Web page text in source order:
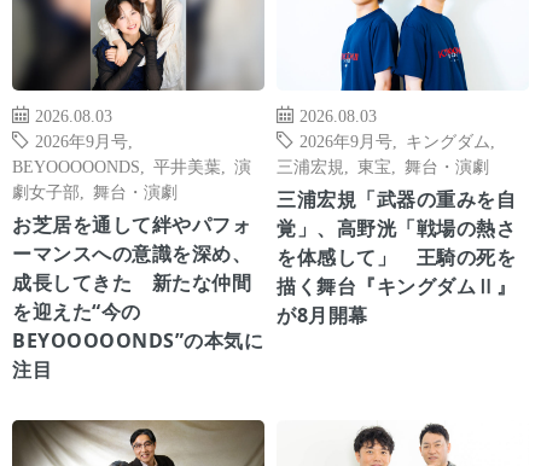
2026.08.03
2026年9月号
BEYOOOOONDS
平井美葉
演
劇女子部
舞台・演劇
お芝居を通して絆やパフォ
ーマンスへの意識を深め、
成長してきた 新たな仲間
を迎えた“今の
BEYOOOOONDS”の本気に
注目
2026.08.03
2026年9月号
キングダム
三浦宏規
東宝 舞台・演劇
三浦宏規「武器の重みを自
覚」、高野洸「戦場の熱さ
を体感して」 王騎の死を
描く舞台『キングダムⅡ』
が8月開幕